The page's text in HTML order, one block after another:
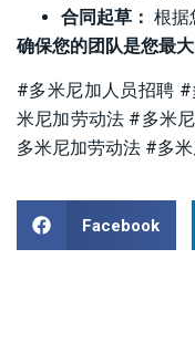
合同起草： 根据
确保您的团队是您最
#多米尼加人员招聘 #
米尼加劳动法 #多米
多米尼加劳动法 #多
Facebook